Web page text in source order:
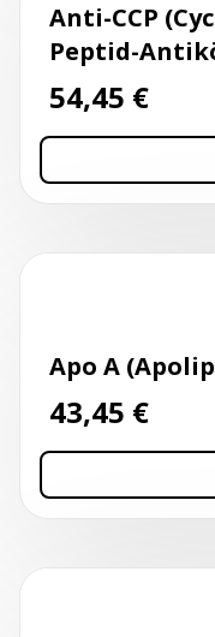
Anti-CCP
Peptid-
54,45 €
Apo A
43,45 €